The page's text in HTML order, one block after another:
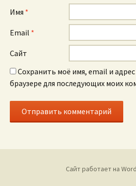
Имя *
Email *
Сайт
Сохранить моё имя, email и
браузере для последующих моих
Сайт работает на